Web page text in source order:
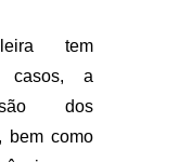
tem
casos, a
dos
bem como